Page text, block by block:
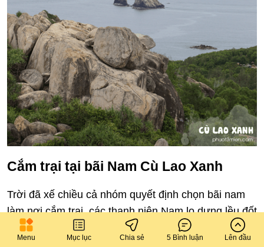
Cắm trại tại bãi Nam Cù Lao Xanh
Trời đã xế chiều cả nhóm quyết định chọn bãi nam
làm nơi cắm trại. các thanh niên Nam lo dựng lều đốt
lửa, nữ lo đồ nhậu 😀
Menu Mục lục Chia sẻ 5 Bình luận Lên đầu